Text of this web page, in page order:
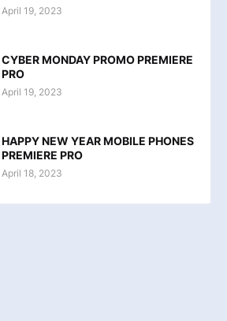
April 19, 2023
CYBER MONDAY PROMO PREMIERE
PRO
April 19, 2023
HAPPY NEW YEAR MOBILE PHONES
PREMIERE PRO
April 18, 2023